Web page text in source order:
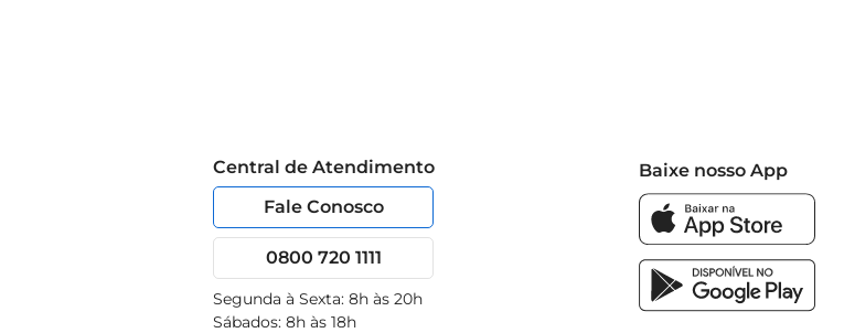
Central de Atendimento
Fale Conosco
0800 720 1111
Segunda à Sexta: 8h às 20h
Sábados: 8h às 18h
Baixe nosso App